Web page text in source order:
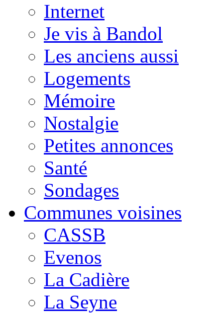
Internet
Je vis à Bandol
Les anciens aussi
Logements
Mémoire
Nostalgie
Petites annonces
Santé
Sondages
Communes voisines
CASSB
Evenos
La Cadière
La Seyne